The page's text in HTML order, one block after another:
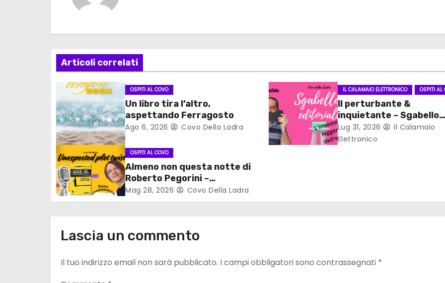
z
i
o
n
e
a
r
t
c
o
l
Articoli correlati
OSPITI AL COVO
Un libro tira l’altro,
aspettando Ferragosto
Ago 6, 2026 Covo Della Ladra
IL CALAMAIO ELETTRONICO OSPITI AL
Il perturbante &
inquietante – Sgabello
Editoriale
Lug 31, 2026
Il Calamaio
Elettronico
OSPITI AL COVO
Almeno non questa notte di
Roberto Pegorini –
Unespected plot twist
Mag 28, 2026 Covo Della Ladra
Lascia un commento
Il tuo indirizzo email non sarà pubblicato. I campi obbligatori sono contrassegnati *